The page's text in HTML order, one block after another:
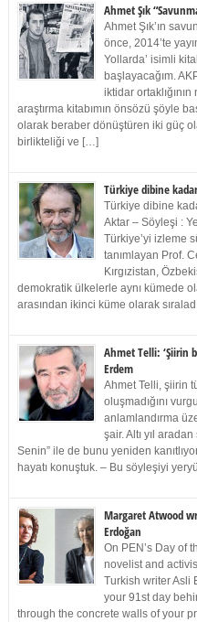
Ahmet Şık
Ahmet Şık’ın
önce, 2014’te
Yollarda’ isimli
başlayacağım.
iktidar
araştırma kitabımın önsözü şöyle
olarak beraber dönüştüren iki güç
birlikteliği ve […]
Türkiye dibine
Türkiye dibine
Aktar – Söyleşi :
Türkiye’yi izleme
tanımlayan Prof.
Kırgızistan,
demokratik ülkelerle aynı kümede
arasından ikinci küme olarak
Ahmet Telli: ‘Şiirin
Erdem
Ahmet Telli, şiirin
oluşmadığını
anlamlandırma
şair. Altı yıl
Senin” ile de bunu yeniden
hayatı konuştuk. – Bu söyleşiyi
Margaret Atwood
Erdoğan
On PEN’s Day of
novelist and
Turkish writer Asli
your 91st day
through the concrete walls of your